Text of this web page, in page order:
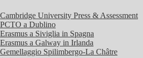
Cambridge University Press & Assessment
PCTO a Dublino
Erasmus a Siviglia in Spagna
Erasmus a Galway in Irlanda
Gemellaggio Spilimbergo-La Châtre